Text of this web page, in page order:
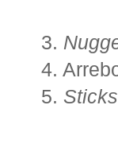
3.
4.
5. Sticks